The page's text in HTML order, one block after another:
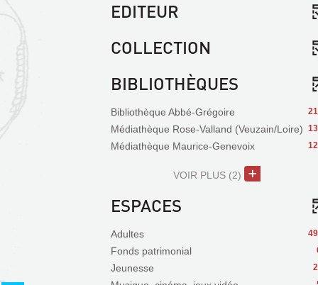
EDITEUR
COLLECTION
BIBLIOTHÈQUES
Bibliothèque Abbé-Grégoire
Médiathèque Rose-Valland (Veuzain/Loire)
Médiathèque Maurice-Genevoix
VOIR PLUS (2)
ESPACES
Adultes
Fonds patrimonial
Jeunesse